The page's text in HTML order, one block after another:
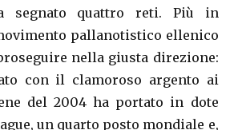
segnato quattro reti. Più in
pallanotistico ellenico
nella giusta direzione:
con il clamoroso argento ai
del 2004 ha portato in dote
un quarto posto mondiale e,